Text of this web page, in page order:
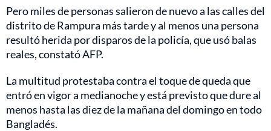
Pero miles de personas salieron de nuevo a las calles del
distrito de Rampura más tarde y al menos una persona
resultó herida por disparos de la policía, que usó balas
reales, constató AFP.
La multitud protestaba contra el toque de queda que
entró en vigor a medianoche y está previsto que dure al
menos hasta las diez de la mañana del domingo en todo
Bangladés.